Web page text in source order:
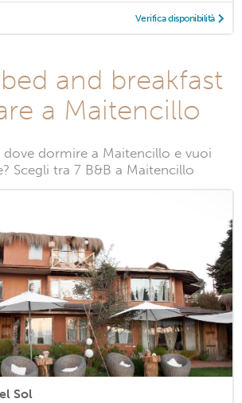
Verifica disponibilità
and breakfast
a Maitencillo
dove dormire a Maitencillo e vuoi
Scegli tra 7 B&B a Maitencillo
Sol